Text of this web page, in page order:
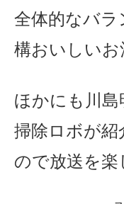
全体的なバ
構おいしいお
ほかにも川
掃除ロボが
ので放送を楽